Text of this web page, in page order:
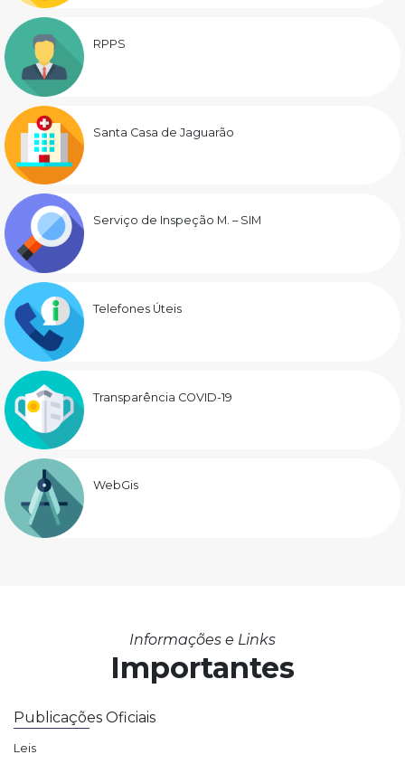
RPPS
Santa Casa de Jaguarão
Serviço de Inspeção M. – SIM
Telefones Úteis
Transparência COVID-19
WebGis
Informações e Links
Importantes
Publicações Oficiais
Leis